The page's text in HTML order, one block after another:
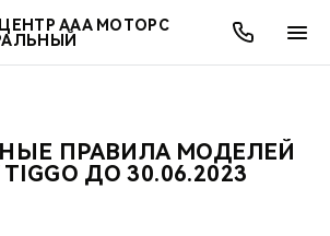
ААА МОТОРС
МОДЕЛИ
ПОКУПАТЕЛЯМ
ВЛАДЕЛЬЦАМ
МИР CHERY
АКЦИИ
ОНЛАЙН СЕРВИСЫ
О КОМПАНИИ
ПРАВИЛА МОДЕЛЕЙ
TIGGO ДО 30.06.2023